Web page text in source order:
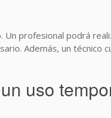
. Un profesional podrá
Además, un técnico
uso